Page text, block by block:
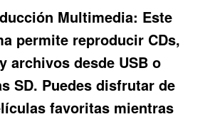
Multimedia: Este
permite reproducir CDs,
archivos desde USB o
SD. Puedes disfrutar de
favoritas mientras